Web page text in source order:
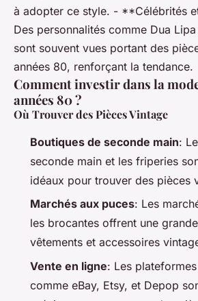
à adopter ce style. - **Célébrités
Des personnalités comme Dua
sont souvent vues portant des
années 80, renforçant la tendance.
Comment investir dans la
années 80 ?
Où Trouver des Pièces Vintage
Boutiques de seconde main:
seconde main et les friperies
idéaux pour trouver des pièces
Marchés aux puces: Les
les brocantes offrent une
vêtements et accessoires
Vente en ligne: Les
comme eBay, Etsy, et Depop